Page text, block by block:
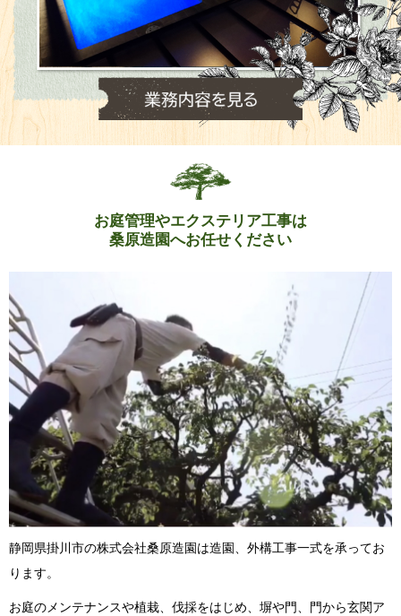
お庭管理やエクステリア工事は
桑原造園へお任せください
静岡県掛川市の株式会社桑原造園は造園、外構工事一式を承ってお
ります。
お庭のメンテナンスや植栽、伐採をはじめ、塀や門、門から玄関ア